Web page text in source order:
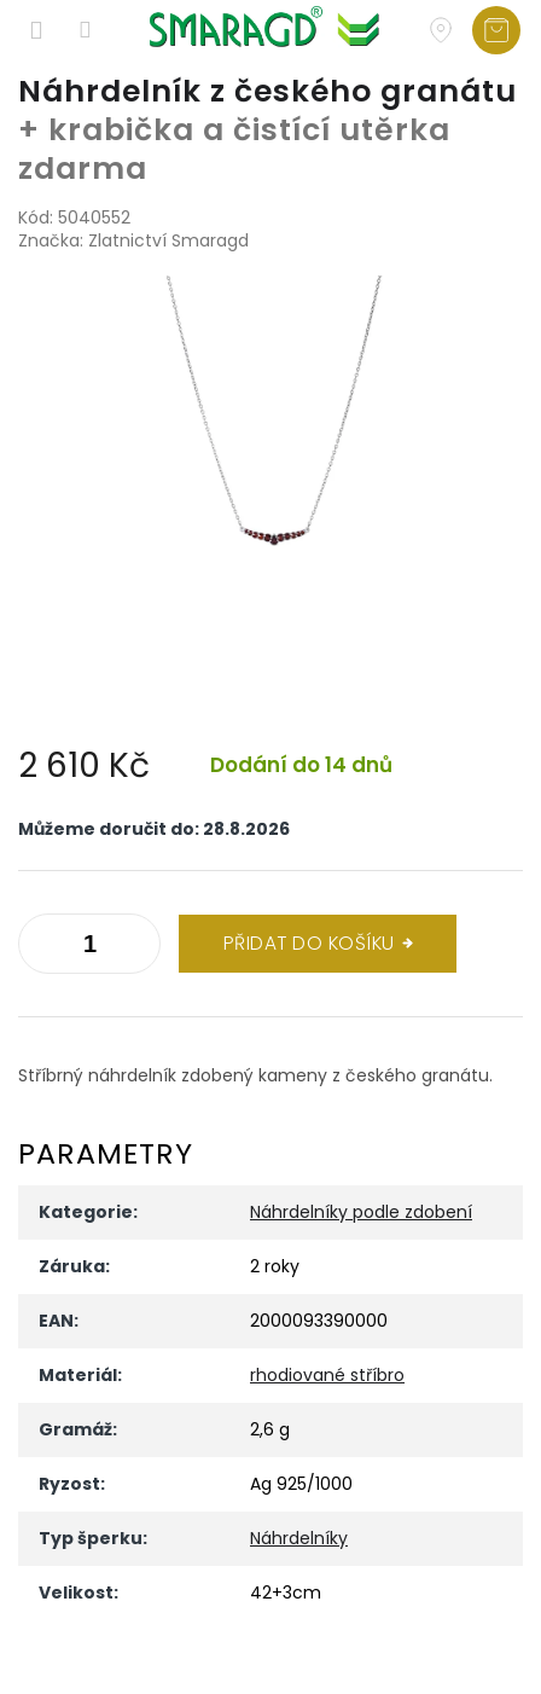
Přejít
obsah
Náhrdelník z českého granátu
+ krabička a čistící utěrka
zdarma
Kód: 5040552
Značka: Zlatnictví Smaragd
2 610 Kč Dodání do 14 dnů
cena:
Můžeme doručit do: 28.8.2026
PŘIDAT DO KOŠÍKU
Stříbrný náhrdelník zdobený kameny z českého granátu.
PARAMETRY
Kategorie: Náhrdelníky podle zdobení
Záruka: 2 roky
EAN: 2000093390000
Materiál: rhodiované stříbro
Gramáž: 2,6 g
Ryzost: Ag 925/1000
Typ šperku: Náhrdelníky
Velikost: 42+3cm